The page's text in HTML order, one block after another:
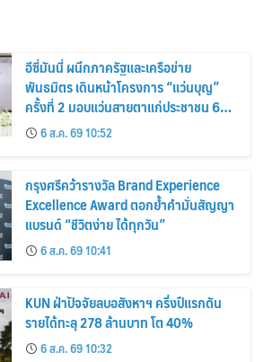
อีซี่มันนี่ ผนึกภาครัฐและเครือข่าย
พันธมิตร เดินหน้าโครงการ “แว่นบุญ”
ครั้งที่ 2 มอบแว่นสายตาแก่ประชาชน 600
คน ขยายโอกาสการมองเห็นสู่ชุมชนไทย
6 ส.ค. 69 10:52
กรุงศรีคว้ารางวัล Brand Experience
Excellence Award ตอกย้ำคำมั่นสัญญา
แบรนด์ “ชีวิตง่าย ได้ทุกวัน”
6 ส.ค. 69 10:41
KUN ฝ่าปัจจัยลบอสังหาฯ ครึ่งปีแรกดัน
รายได้ทะลุ 278 ล้านบาท โต 40%
6 ส.ค. 69 10:32